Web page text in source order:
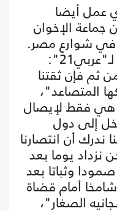
عمل أيضا
الإخوان
في شوارع مصر.
وقال في تصريحاته الخاصة لـ"عربي21":
ثم فإن ثقتنا
المتصاعد"،
هي فقط لإيصال
إلى دول
ندرك أن انتصارنا
نزداد يوما بعد
صمودا وثباتا بعد
أمام قضاة
الصغار"،